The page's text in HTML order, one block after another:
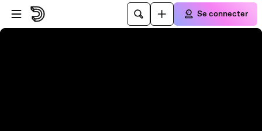
Passer au player
Passer au contenu principal
Se connecter